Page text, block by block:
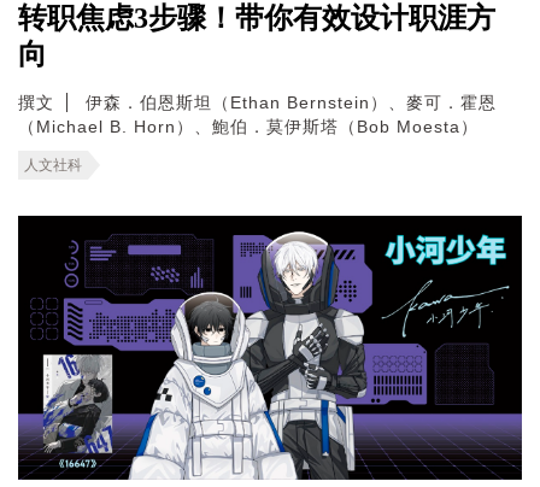
转职焦虑3步骤！带你有效设计职涯方
向
撰文
伊森．伯恩斯坦（Ethan Bernstein）、麥可．霍恩
（Michael B. Horn）、鮑伯．莫伊斯塔（Bob Moesta）
人文社科